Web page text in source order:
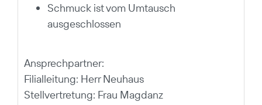
Schmuck ist vom Umtausch
ausgeschlossen
Ansprechpartner:
Filialleitung: Herr Neuhaus
Stellvertretung: Frau Magdanz